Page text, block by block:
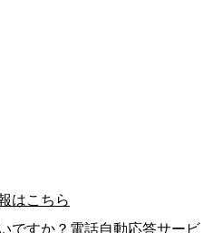
はこちら
ですか？電話自動応答サービ